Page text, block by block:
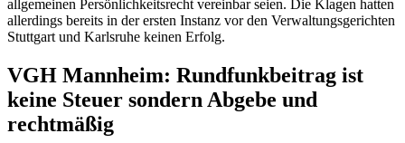
allgemeinen Persönlichkeitsrecht vereinbar seien. Die Klagen hatten
allerdings bereits in der ersten Instanz vor den Verwaltungsgerichten
Stuttgart und Karlsruhe keinen Erfolg.
VGH Mannheim: Rundfunkbeitrag ist
keine Steuer sondern Abgebe und
rechtmäßig